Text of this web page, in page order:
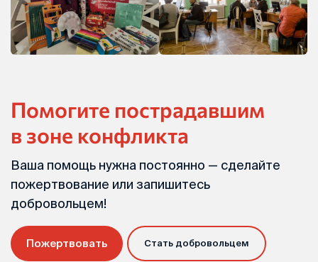
Помогите пострадавшим
в зоне конфликта
Ваша помощь нужна постоянно — сделайте
пожертвование или запишитесь
добровольцем!
Пожертвовать Стать добровольцем